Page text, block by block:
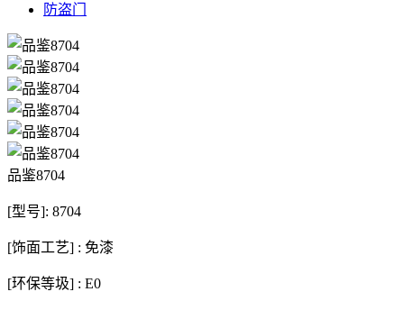
防盗门
品鉴8704
[型号]: 8704
[饰面工艺] : 免漆
[环保等圾] : E0